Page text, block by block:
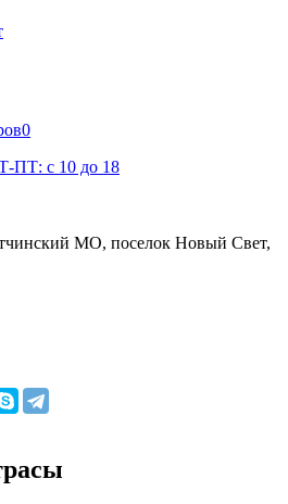
0
ПТ: с 10 до 18
МО, поселок Новый Свет,